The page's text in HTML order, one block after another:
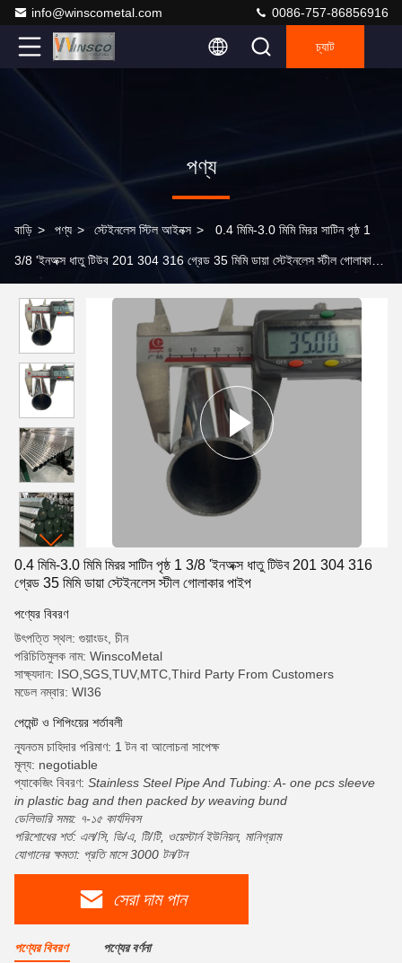
info@winscometal.com 0086-757-86856916
চ্যাট
পণ্য
বাড়ি > পণ্য > স্টেইনলেস স্টিল আইনক্স > 0.4 মিমি-3.0 মিমি মিরর সাটিন পৃষ্ঠ 1
3/8 'ইনঅক্স ধাতু টিউব 201 304 316 গ্রেড 35 মিমি ডায়া স্টেইনলেস স্টীল গোলাকার
0.4 মিমি-3.0 মিমি মিরর সাটিন পৃষ্ঠ 1 3/8 'ইনঅক্স ধাতু টিউব 201 304 316
গ্রেড 35 মিমি ডায়া স্টেইনলেস স্টীল গোলাকার পাইপ
পণ্যের বিবরণ
উৎপত্তি স্থল: গুয়াংডং, চীন
পরিচিতিমুলক নাম: WinscoMetal
সাক্ষ্যদান: ISO,SGS,TUV,MTC,Third Party From Customers
মডেল নম্বার: WI36
পেমেন্ট ও শিপিংয়ের শর্তাবলী
ন্যূনতম চাহিদার পরিমাণ: 1 টন বা আলোচনা সাপেক্ষ
মূল্য: negotiable
প্যাকেজিং বিবরণ: Stainless Steel Pipe And Tubing: A- one pcs sleeve
in plastic bag and then packed by weaving bund
ডেলিভারি সময়: ৭-১৫ কার্যদিবস
পরিশোধের শর্ত: এল/সি, ডি/এ, টি/টি, ওয়েস্টার্ন ইউনিয়ন, মানিগ্রাম
যোগানের ক্ষমতা: প্রতি মাসে 3000 টন/টন
সেরা দাম পান
পণ্যের বিবরণ পণ্যের বর্ণনা